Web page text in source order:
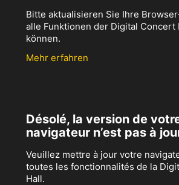
Bitte aktualisieren Sie Ihre
alle Funktionen der Digital Concert
können.
Mehr erfahren
Désolé, la version de
navigateur n’est pas à
Veuillez mettre à jour votre
toutes les fonctionnalités de la
Hall.